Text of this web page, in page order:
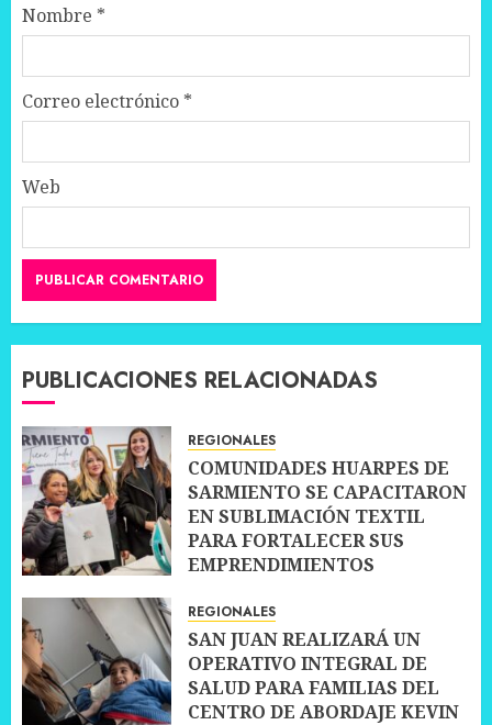
Nombre *
Correo electrónico *
Web
PUBLICACIONES RELACIONADAS
REGIONALES
COMUNIDADES HUARPES DE
SARMIENTO SE CAPACITARON
EN SUBLIMACIÓN TEXTIL
PARA FORTALECER SUS
EMPRENDIMIENTOS
REGIONALES
SAN JUAN REALIZARÁ UN
OPERATIVO INTEGRAL DE
SALUD PARA FAMILIAS DEL
CENTRO DE ABORDAJE KEVIN